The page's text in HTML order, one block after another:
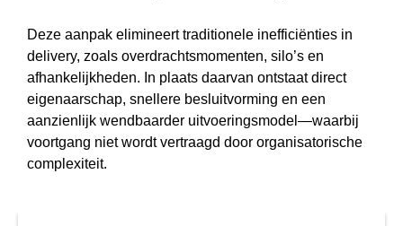
Deze aanpak elimineert traditionele inefficiënties in
delivery, zoals overdrachtsmomenten, silo’s en
afhankelijkheden. In plaats daarvan ontstaat direct
eigenaarschap, snellere besluitvorming en een
aanzienlijk wendbaarder uitvoeringsmodel—waarbij
voortgang niet wordt vertraagd door organisatorische
complexiteit.